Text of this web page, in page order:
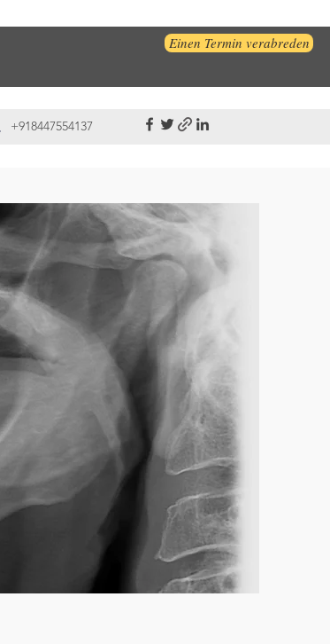
Einen Termin verabreden
+918447554137